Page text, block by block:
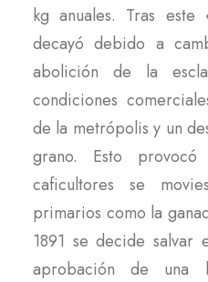
kg anuales. Tras este
decayó debido a
abolición de la
condiciones
de la metrópolis y un
grano. Esto
caficultores se
primarios como la
1891 se decide salvar
aprobación de una